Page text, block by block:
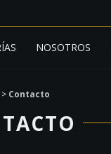
NOSOTROS
> Contacto